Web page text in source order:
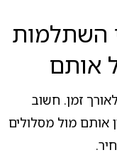
השתלמות
אותם
זמן. חשוב
אותם מול מסלולים